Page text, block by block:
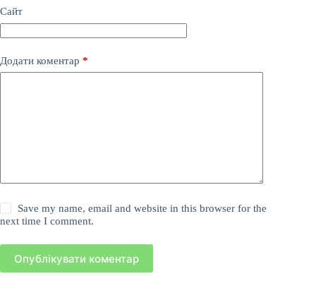
Сайт
Додати коментар *
Save my name, email and website in this browser for the
next time I comment.
Опублікувати коментар